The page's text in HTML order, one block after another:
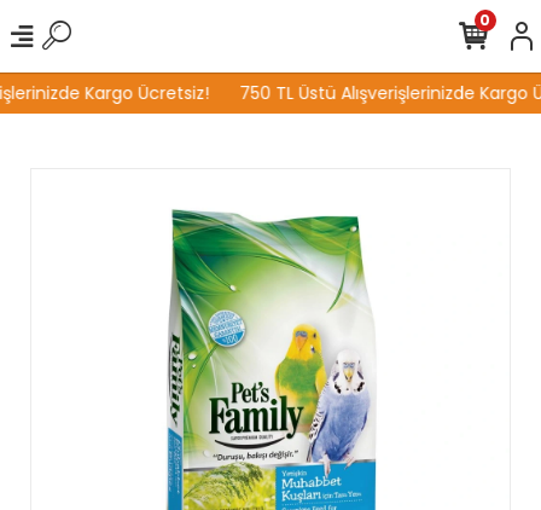
Kargo Ücretsiz! 750 TL Üstü Alışverişlerinizde Kargo
0